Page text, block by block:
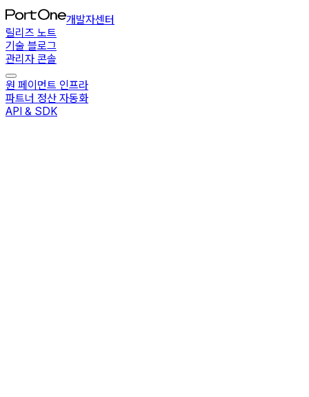
개발자센터
릴리즈 노트
기술 블로그
관리자 콘솔
원 페이먼트 인프라
파트너 정산 자동화
API & SDK